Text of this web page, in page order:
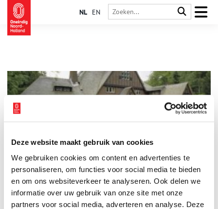
Deze website maakt gebruik van cookies
We gebruiken cookies om content en advertenties te
personaliseren, om functies voor social media te bieden
en om ons websiteverkeer te analyseren. Ook delen we
informatie over uw gebruik van onze site met onze
partners voor social media, adverteren en analyse. Deze
NL EN
Uniek aan deze ‘s-Gravelandse buitenplaats is dat het
oorspronkelijke achttiende-eeuwse landhuis niet op het
perceel zelf staat, maar aan de overzijde van het Zuidereinde.
Eigenlijk werd de zeventiende-eeuwse kavel daarbij ingericht
als overtuin. Nu staat er een villa uit 1930. Het oostelijke deel
is natuurgebied van de Vereniging Natuurmonumenten.